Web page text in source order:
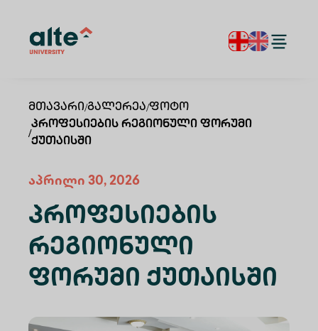
Მთავარი/Გალერეა/Ფოტო
/
Პროფესიების Რეგიონული Ფორუმი
Ქუთაისში
აპრილი 30, 2026
Პროფესიების
Რეგიონული
Ფორუმი Ქუთაისში